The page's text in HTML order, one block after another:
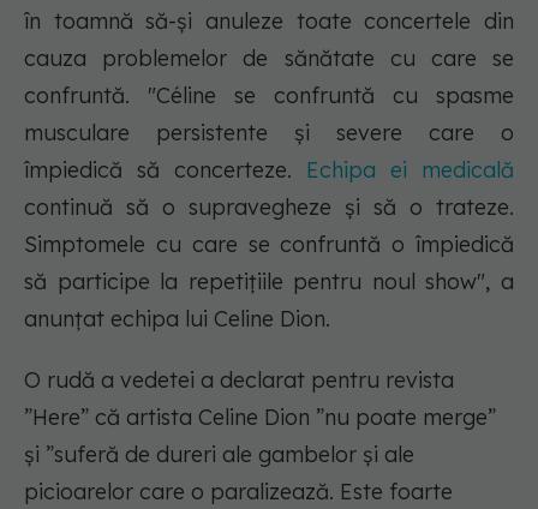
în toamnă să-și anuleze toate concertele din
cauza problemelor de sănătate cu care se
confruntă. "Céline se confruntă cu spasme
musculare persistente și severe care o
împiedică să concerteze. Echipa ei medicală
continuă să o supravegheze și să o trateze.
Simptomele cu care se confruntă o împiedică
să participe la repetițiile pentru noul show", a
anunțat echipa lui Celine Dion.
O rudă a vedetei a declarat pentru revista
”Here” că artista Celine Dion ”nu poate merge”
și ”suferă de dureri ale gambelor și ale
picioarelor care o paralizează. Este foarte